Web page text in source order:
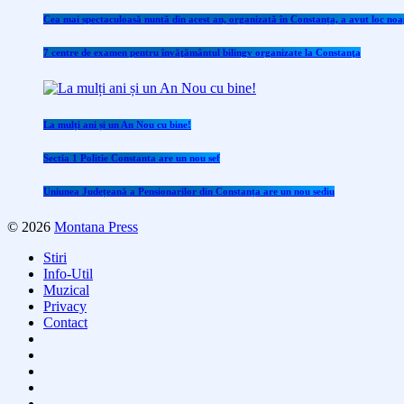
Cea mai spectaculoasă nuntă din acest an, organizată în Constanța, a avut loc
7 centre de examen pentru învăţământul bilingv organizate la Constanţa
La mulți ani și un An Nou cu bine!
Sectia 1 Politie Constanta are un nou sef
Uniunea Județeană a Pensionarilor din Constanța are un nou sediu
© 2026 Montana Press
Stiri
Info-Util
Muzical
Privacy
Contact